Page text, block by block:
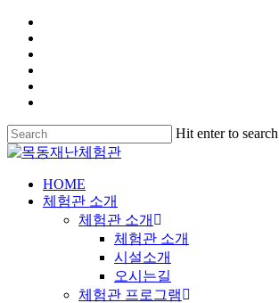
Hit enter to
HOME
체험관 소개
체험관 소개
체험관 소개
시설소개
오시는길
체험관 프로그램